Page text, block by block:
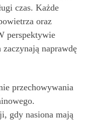
czas. Każde
oraz
perspektywie
naprawdę
przechowywania
gdy nasiona mają